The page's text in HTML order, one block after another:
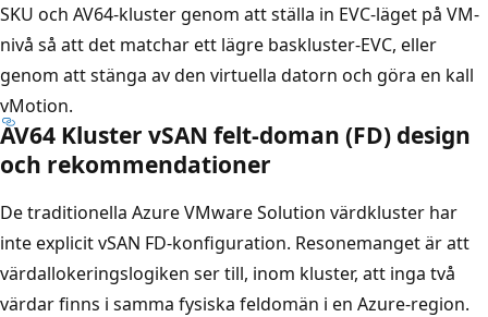
SKU och AV64-kluster genom att ställa in EVC-läget på VM-
nivå så att det matchar ett lägre baskluster-EVC, eller
genom att stänga av den virtuella datorn och göra en kall
vMotion.
AV64 Kluster vSAN felt-doman (FD) design
och rekommendationer
De traditionella Azure VMware Solution värdkluster har
inte explicit vSAN FD-konfiguration. Resonemanget är att
värdallokeringslogiken ser till, inom kluster, att inga två
värdar finns i samma fysiska feldomän i en Azure-region.